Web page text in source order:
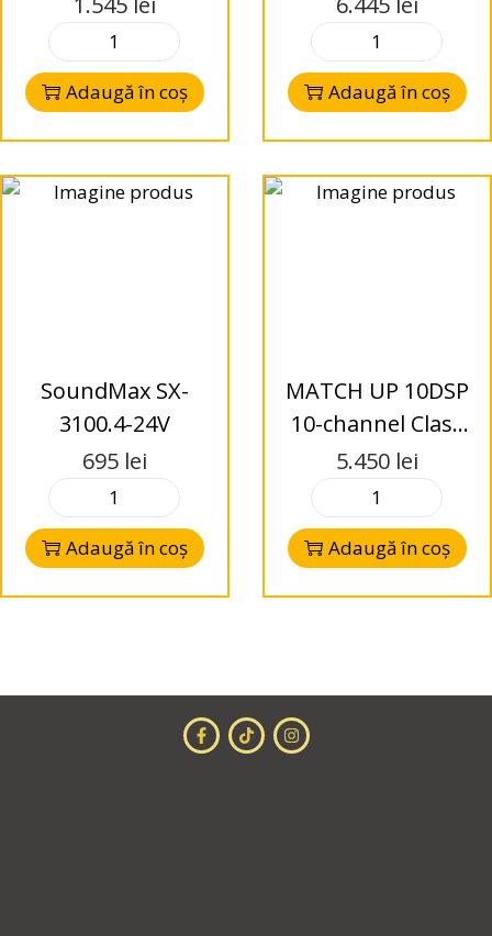
Adaugă în coș
High
Adaugă în coș
SoundMax SX-
3100.4-24V
695 lei
Adaugă în coș
MATCH UP 10DSP
10-channel Class
GD upgrade
amplifier
5.450 lei
Adaugă în coș